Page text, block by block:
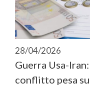
28/04/2026
Guerra Usa-
conflitto pesa